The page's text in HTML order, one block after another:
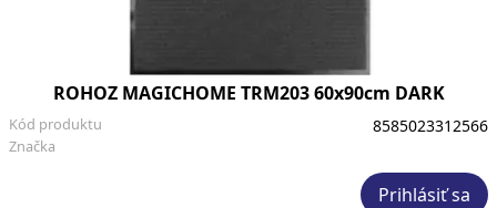
ROHOZ MAGICHOME TRM203 60x90cm DARK
Značka
Kód produktu 8585023312566
Prihlásiť sa